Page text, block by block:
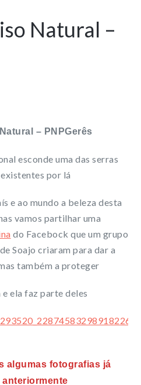
Natural –
– PNPGerês
esconde uma das serras
por lá
e ao mundo a beleza desta
vamos partilhar uma
do Facebock que um grupo
Soajo criaram para dar a
também a proteger
ela faz parte deles
algumas fotografias já